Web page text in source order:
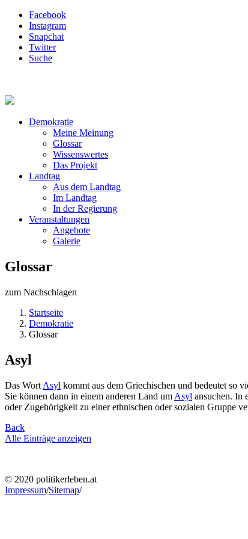
Facebook
Instagram
Snapchat
Twitter
Suche
Demokratie
Meine Meinung
Glossar
Wissenswertes
Das Projekt
Landtag
Aus dem Landtag
Im Landtag
In der Regierung
Veranstaltungen
Angebote
Galerie
Glossar
zum Nachschlagen
Startseite
Demokratie
Glossar
Asyl
Das Wort Asyl kommt aus dem Griechischen und bedeutet so
Sie können dann in einem anderen Land um Asyl ansuchen. In
oder Zugehörigkeit zu einer ethnischen oder sozialen Gruppe
Back
Alle Einträge anzeigen
© 2020 politikerleben.at
Impressum/Sitemap/